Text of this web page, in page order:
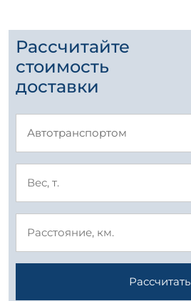
Рассчитайте
стоимость
доставки
Рассчитать